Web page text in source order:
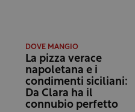
DOVE MANGIO
La pizza verace
napoletana e i
condimenti siciliani:
Da Clara ha il
connubio perfetto